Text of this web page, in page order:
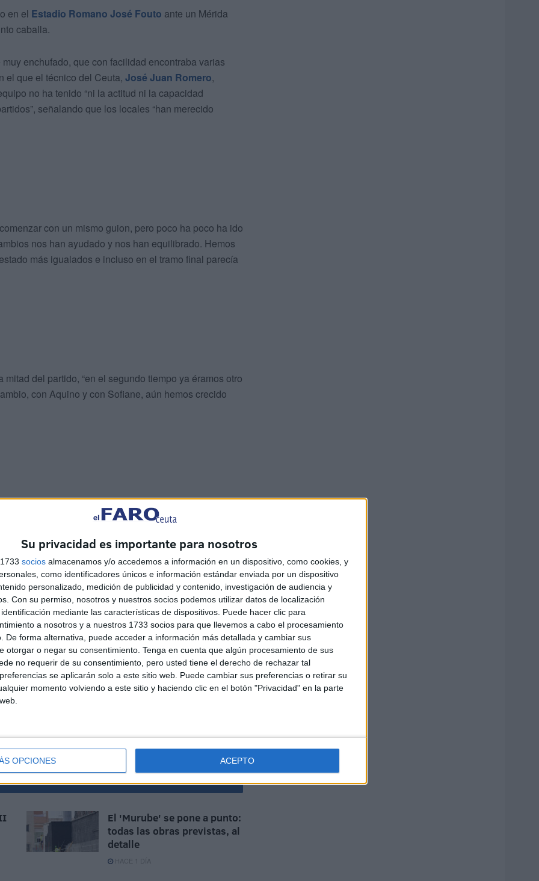
Su privacidad es importante para nosotros
socios almacenamos y/o accedemos a información en un dispositivo, como cookies, y
como identificadores únicos e información estándar enviada por un dispositivo
personalizado, medición de publicidad y contenido, investigación de audiencia y
Con su permiso, nosotros y nuestros socios podemos utilizar datos de localización
mediante las características de dispositivos. Puede hacer clic para
a nosotros y a nuestros 1733 socios para que llevemos a cabo el procesamiento
De forma alternativa, puede acceder a información más detallada y cambiar sus
otorgar o negar su consentimiento. Tenga en cuenta que algún procesamiento de sus
no requerir de su consentimiento, pero usted tiene el derecho de rechazar tal
se aplicarán solo a este sitio web. Puede cambiar sus preferencias o retirar su
momento volviendo a este sitio y haciendo clic en el botón "Privacidad" en la parte
OPCIONES ACEPTO
en el Estadio Romano José Fouto ante un Mérida
caballa.
enchufado, que con facilidad encontraba varias
el que el técnico del Ceuta, José Juan Romero,
no ha tenido “ni la actitud ni la capacidad
señalando que los locales “han merecido
con un mismo guion, pero poco ha poco ha ido
nos han ayudado y nos han equilibrado. Hemos
más igualados e incluso en el tramo final parecía
del partido, “en el segundo tiempo ya éramos otro
con Aquino y con Sofiane, aún hemos crecido
que el Ceuta siguiera peleando en un partido que
gol ha sido muy importante porque en el fútbol, a la
de determinada manera que si te hacen gol todo
y al que está mal, le ayuda”.
ante el Mérida, JJ Romero cree que “por balance
en el computo general es evidente, y no me duele
la imagen que hemos dado ni ciertos aspectos que
El 'Murube' se pone a punto:
todas las obras previstas, al
detalle
HACE 1 DÍA